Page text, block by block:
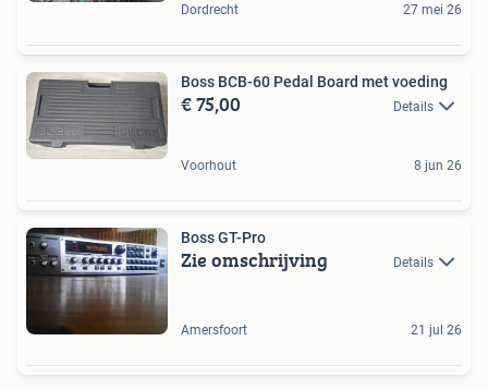
Dordrecht 27 mei 26
Boss BCB-60 Pedal Board met voeding
€ 75,00 Details
Voorhout 8 jun 26
Boss GT-Pro
Zie omschrijving Details
Amersfoort 21 jul 26